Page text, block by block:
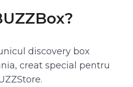
discovery box
creat special pentru